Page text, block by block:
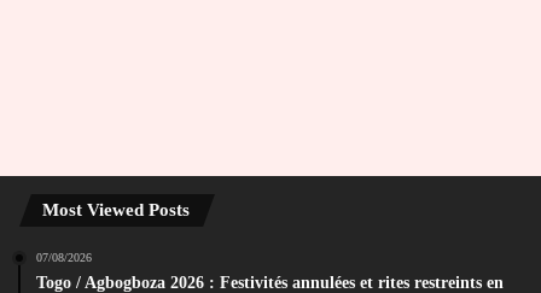
Most Viewed Posts
07/08/2026
Togo / Agbogboza 2026 : Festivités annulées et rites restreints en